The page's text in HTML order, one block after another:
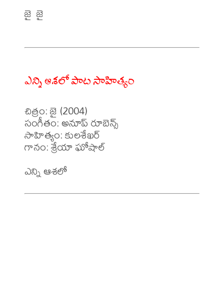
జై  జై
ఎన్ని ఆశలో పాట సాహిత్యం
చిత్రం: జై (2004)
సంగీతం: అనూప్ రూబెన్స్
సాహిత్యం: కులశేఖర్
గానం: శ్రేయా ఘోషాల్